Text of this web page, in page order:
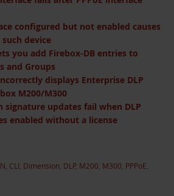
configured but not enabled causes
device
you add Firebox-DB entries to
and Groups
displays Enterprise DLP
M200/M300
signature updates fail when DLP
enabled without a license
CLI Dimension DLP, M200 M300 PPPoE